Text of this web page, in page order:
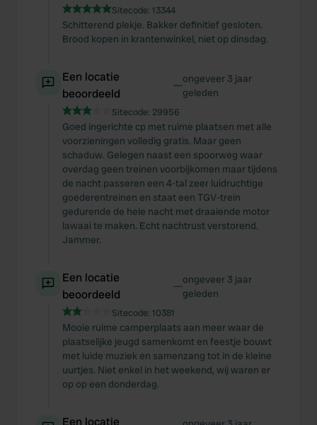
Sitecode: 13344
Schitterend plekje. Bakker definitief gesloten.
Brood kopen in krantenwinkel, niet op dinsdag.
Een locatie
beoordeeld
—ongeveer 3 jaar
geleden
Sitecode: 29956
Goed ingerichte cp met ruime plaatsen met alle
voorzieningen volledig gratis. Maar geen
schaduw. Gelegen naast een spoorweg waar
overdag geen treinen voorbijkomen maar tijdens
de nacht passeren een 4-tal zeer luidruchtige
goederentreinen en staat een TGV-trein
gedurende de hele nacht met draaiende motor
lawaai te maken. Echt nachtrust verstorend.
Jammer.
Een locatie
beoordeeld
—ongeveer 3 jaar
geleden
Sitecode: 10381
Mooie ruime camperplaats aan meer waar de
plaatselijke jeugd samenkomt en feestje bouwt
met luide muziek en samenzang tot in de kleine
uurtjes. Niet enkel in het weekend, wij waren er
op op een donderdag.
Een locatie